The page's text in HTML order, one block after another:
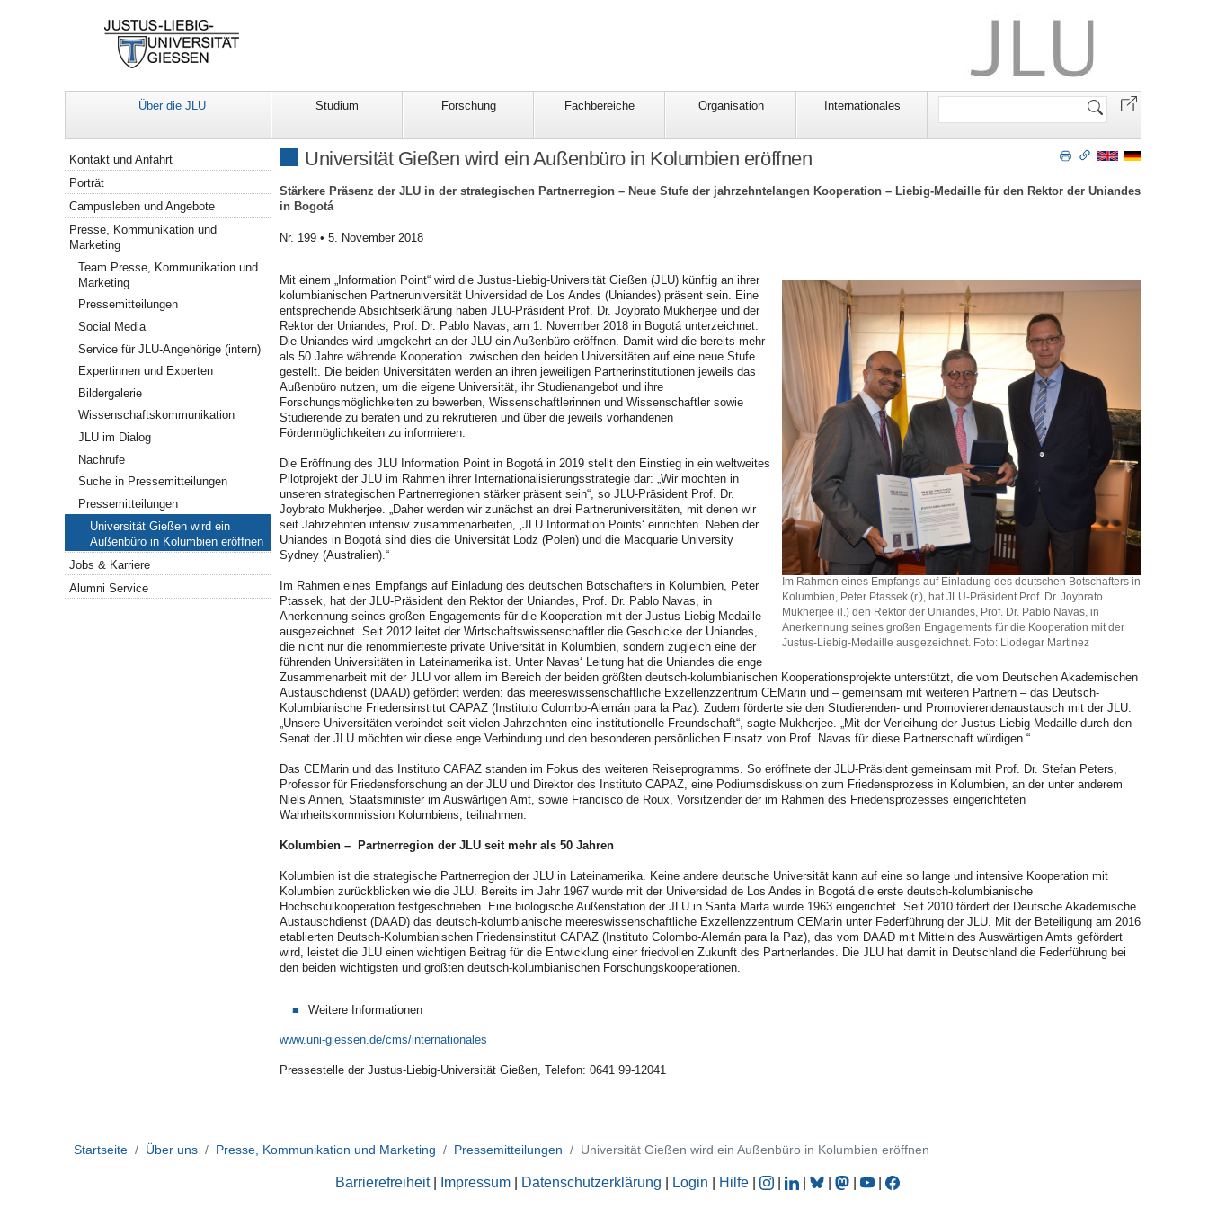
Über die JLU Studium Forschung Fachbereiche Organisation Internationales
Website
Universität Gießen wird ein Außenbüro in Kolumbien eröffnen
Stärkere Präsenz der JLU in der strategischen Partnerregion – Neue Stufe der jahrzehntelangen Kooperation – Liebig-Medaille für den Rektor der Uniandes
in Bogotá
Nr. 199 • 5. November 2018
Im Rahmen eines Empfangs auf Einladung des deutschen Botschafters in
Kolumbien, Peter Ptassek (r.), hat JLU-Präsident Prof. Dr. Joybrato
Mukherjee (l.) den Rektor der Uniandes, Prof. Dr. Pablo Navas, in
Anerkennung seines großen Engagements für die Kooperation mit der
Justus-Liebig-Medaille ausgezeichnet. Foto: Liodegar Martinez
Mit einem „Information Point“ wird die Justus-Liebig-Universität Gießen (JLU) künftig an ihrer
kolumbianischen Partneruniversität Universidad de Los Andes (Uniandes) präsent sein. Eine
entsprechende Absichtserklärung haben JLU-Präsident Prof. Dr. Joybrato Mukherjee und der
Rektor der Uniandes, Prof. Dr. Pablo Navas, am 1. November 2018 in Bogotá unterzeichnet.
Die Uniandes wird umgekehrt an der JLU ein Außenbüro eröffnen. Damit wird die bereits mehr
als 50 Jahre währende Kooperation zwischen den beiden Universitäten auf eine neue Stufe
gestellt. Die beiden Universitäten werden an ihren jeweiligen Partnerinstitutionen jeweils das
Außenbüro nutzen, um die eigene Universität, ihr Studienangebot und ihre
Forschungsmöglichkeiten zu bewerben, Wissenschaftlerinnen und Wissenschaftler sowie
Studierende zu beraten und zu rekrutieren und über die jeweils vorhandenen
Fördermöglichkeiten zu informieren.
Die Eröffnung des JLU Information Point in Bogotá in 2019 stellt den Einstieg in ein weltweites
Pilotprojekt der JLU im Rahmen ihrer Internationalisierungsstrategie dar: „Wir möchten in
unseren strategischen Partnerregionen stärker präsent sein“, so JLU-Präsident Prof. Dr.
Joybrato Mukherjee. „Daher werden wir zunächst an drei Partneruniversitäten, mit denen wir
seit Jahrzehnten intensiv zusammenarbeiten, ‚JLU Information Points‘ einrichten. Neben der
Uniandes in Bogotá sind dies die Universität Lodz (Polen) und die Macquarie University
Sydney (Australien).“
Im Rahmen eines Empfangs auf Einladung des deutschen Botschafters in Kolumbien, Peter
Ptassek, hat der JLU-Präsident den Rektor der Uniandes, Prof. Dr. Pablo Navas, in
Anerkennung seines großen Engagements für die Kooperation mit der Justus-Liebig-Medaille
ausgezeichnet. Seit 2012 leitet der Wirtschaftswissenschaftler die Geschicke der Uniandes,
die nicht nur die renommierteste private Universität in Kolumbien, sondern zugleich eine der
führenden Universitäten in Lateinamerika ist. Unter Navas‘ Leitung hat die Uniandes die enge
Zusammenarbeit mit der JLU vor allem im Bereich der beiden größten deutsch-kolumbianischen Kooperationsprojekte unterstützt, die vom Deutschen Akademischen
Austauschdienst (DAAD) gefördert werden: das meereswissenschaftliche Exzellenzzentrum CEMarin und – gemeinsam mit weiteren Partnern – das Deutsch-
Kolumbianische Friedensinstitut CAPAZ (Instituto Colombo-Alemán para la Paz). Zudem förderte sie den Studierenden- und Promovierendenaustausch mit der JLU.
„Unsere Universitäten verbindet seit vielen Jahrzehnten eine institutionelle Freundschaft“, sagte Mukherjee. „Mit der Verleihung der Justus-Liebig-Medaille durch den
Senat der JLU möchten wir diese enge Verbindung und den besonderen persönlichen Einsatz von Prof. Navas für diese Partnerschaft würdigen.“
Das CEMarin und das Instituto CAPAZ standen im Fokus des weiteren Reiseprogramms. So eröffnete der JLU-Präsident gemeinsam mit Prof. Dr. Stefan Peters,
Professor für Friedensforschung an der JLU und Direktor des Instituto CAPAZ, eine Podiumsdiskussion zum Friedensprozess in Kolumbien, an der unter anderem
Niels Annen, Staatsminister im Auswärtigen Amt, sowie Francisco de Roux, Vorsitzender der im Rahmen des Friedensprozesses eingerichteten
Wahrheitskommission Kolumbiens, teilnahmen.
Kolumbien – Partnerregion der JLU seit mehr als 50 Jahren
Kolumbien ist die strategische Partnerregion der JLU in Lateinamerika. Keine andere deutsche Universität kann auf eine so lange und intensive Kooperation mit
Kolumbien zurückblicken wie die JLU. Bereits im Jahr 1967 wurde mit der Universidad de Los Andes in Bogotá die erste deutsch-kolumbianische
Hochschulkooperation festgeschrieben. Eine biologische Außenstation der JLU in Santa Marta wurde 1963 eingerichtet. Seit 2010 fördert der Deutsche Akademische
Austauschdienst (DAAD) das deutsch-kolumbianische meereswissenschaftliche Exzellenzzentrum CEMarin unter Federführung der JLU. Mit der Beteiligung am 2016
etablierten Deutsch-Kolumbianischen Friedensinstitut CAPAZ (Instituto Colombo-Alemán para la Paz), das vom DAAD mit Mitteln des Auswärtigen Amts gefördert
wird, leistet die JLU einen wichtigen Beitrag für die Entwicklung einer friedvollen Zukunft des Partnerlandes. Die JLU hat damit in Deutschland die Federführung bei
den beiden wichtigsten und größten deutsch-kolumbianischen Forschungskooperationen.
Weitere Informationen
www.uni-giessen.de/cms/internationales
Pressestelle der Justus-Liebig-Universität Gießen, Telefon: 0641 99-12041
Navigation
Kontakt und Anfahrt
Porträt
Campusleben und Angebote
Presse, Kommunikation und
Marketing
Team Presse, Kommunikation und
Marketing
Pressemitteilungen
Social Media
Service für JLU-Angehörige (intern)
Expertinnen und Experten
Bildergalerie
Wissenschaftskommunikation
JLU im Dialog
Nachrufe
Suche in Pressemitteilungen
Pressemitteilungen
Universität Gießen wird ein
Außenbüro in Kolumbien eröffnen
Jobs & Karriere
Alumni Service
Startseite Über uns Presse, Kommunikation und Marketing Pressemitteilungen Universität Gießen wird ein Außenbüro in Kolumbien eröffnen
Barrierefreiheit| Impressum| Datenschutzerklärung Login Hilfe| |